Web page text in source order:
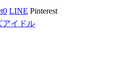
0 LINE Pinterest
アイドル